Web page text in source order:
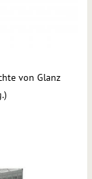
von Glanz